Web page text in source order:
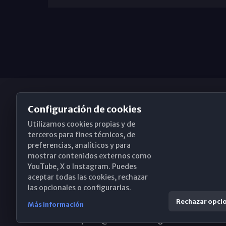
Obispado de Málaga
Santa María, 18-20. 29015 Málaga
(+34) 952 224 386
Configuración de cookies
Utilizamos cookies propias y de
terceros para fines técnicos, de
preferencias, analíticos y para
mostrar contenidos externos como
YouTube, X o Instagram. Puedes
aceptar todas las cookies, rechazar
las opcionales o configurarlas.
Más información Rechazar